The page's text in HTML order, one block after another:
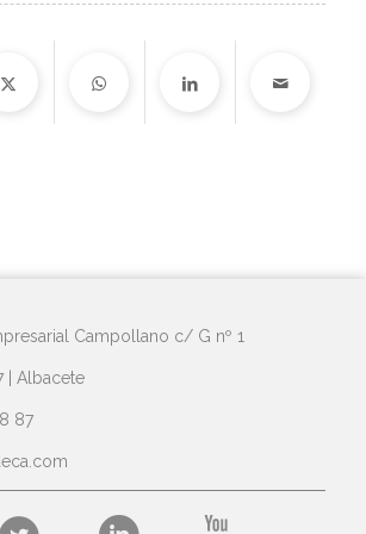
Campollano c/ G nº 1
| Albacete
87